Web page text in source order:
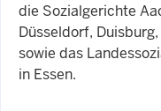
die Sozialgerichte
Düsseldorf,
sowie das
in Essen.